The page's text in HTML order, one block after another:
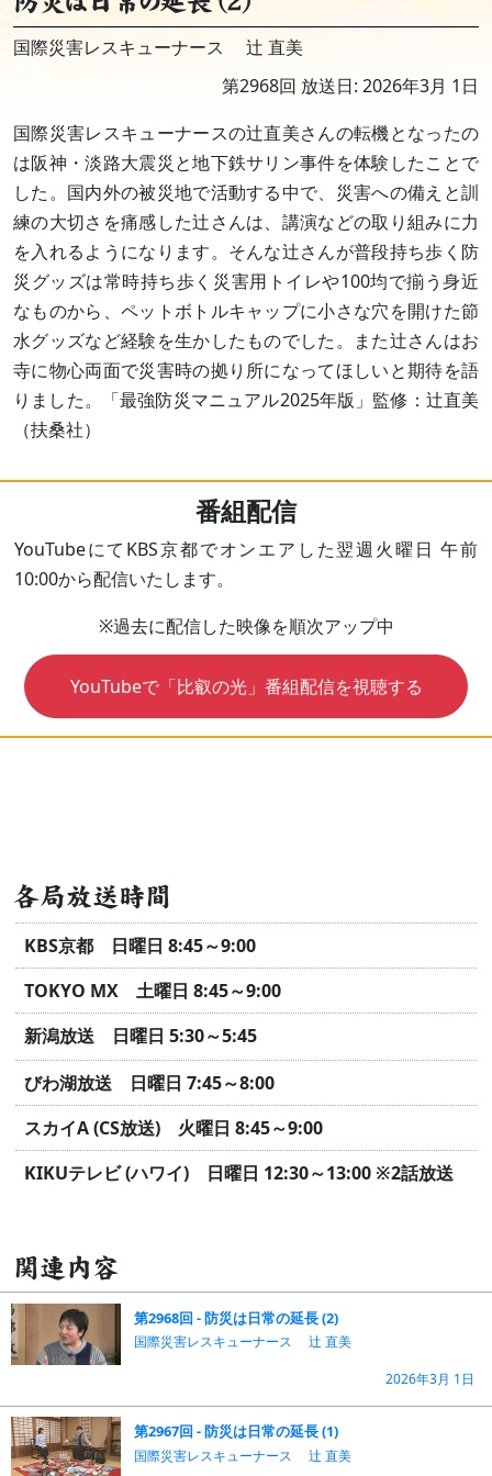
国際災害レスキューナース 辻 直美
第2968回 放送日: 2026年3月 1日
国際災害レスキューナースの辻直美さんの転機となったの
は阪神・淡路大震災と地下鉄サリン事件を体験したことで
した。国内外の被災地で活動する中で、災害への備えと訓
練の大切さを痛感した辻さんは、講演などの取り組みに力
を入れるようになります。そんな辻さんが普段持ち歩く防
災グッズは常時持ち歩く災害用トイレや100均で揃う身近
なものから、ペットボトルキャップに小さな穴を開けた節
水グッズなど経験を生かしたものでした。また辻さんはお
寺に物心両面で災害時の拠り所になってほしいと期待を語
りました。「最強防災マニュアル2025年版」監修：辻直美
（扶桑社）
番組配信
YouTubeにてKBS京都でオンエアした翌週火曜日 午前
10:00から配信いたします。
※過去に配信した映像を順次アップ中
YouTubeで「比叡の光」番組配信を視聴する
各局放送時間
KBS京都 日曜日 8:45～9:00
TOKYO MX 土曜日 8:45～9:00
新潟放送 日曜日 5:30～5:45
びわ湖放送 日曜日 7:45～8:00
スカイA (CS放送) 火曜日 8:45～9:00
KIKUテレビ (ハワイ) 日曜日 12:30～13:00 ※2話放送
関連内容
第2968回 - 防災は日常の延長 (2)
国際災害レスキューナース 辻 直美
2026年3月 1日
第2967回 - 防災は日常の延長 (1)
国際災害レスキューナース 辻 直美